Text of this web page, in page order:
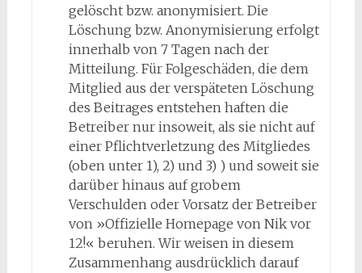
gelöscht bzw. anonymisiert. Die
Löschung bzw. Anonymisierung erfolgt
innerhalb von 7 Tagen nach der
Mitteilung. Für Folgeschäden, die dem
Mitglied aus der verspäteten Löschung
des Beitrages entstehen haften die
Betreiber nur insoweit, als sie nicht auf
einer Pflichtverletzung des Mitgliedes
(oben unter 1), 2) und 3) ) und soweit sie
darüber hinaus auf grobem
Verschulden oder Vorsatz der Betreiber
von »Offizielle Homepage von Nik vor
12!« beruhen. Wir weisen in diesem
Zusammenhang ausdrücklich darauf